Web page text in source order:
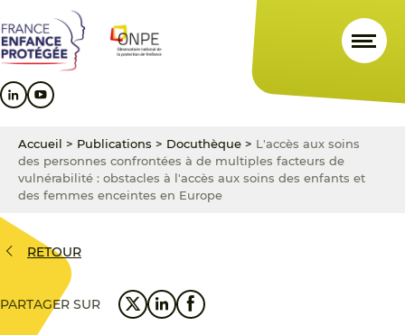
au
contenu
principal
au
menu
principal
au
pied
de
Accueil > Publications > Docuthèque > L'accès aux soins
des personnes confrontées à de multiples facteurs de
vulnérabilité : obstacles à l'accès aux soins des enfants et
des femmes enceintes en Europe
RETOUR
PARTAGER SUR